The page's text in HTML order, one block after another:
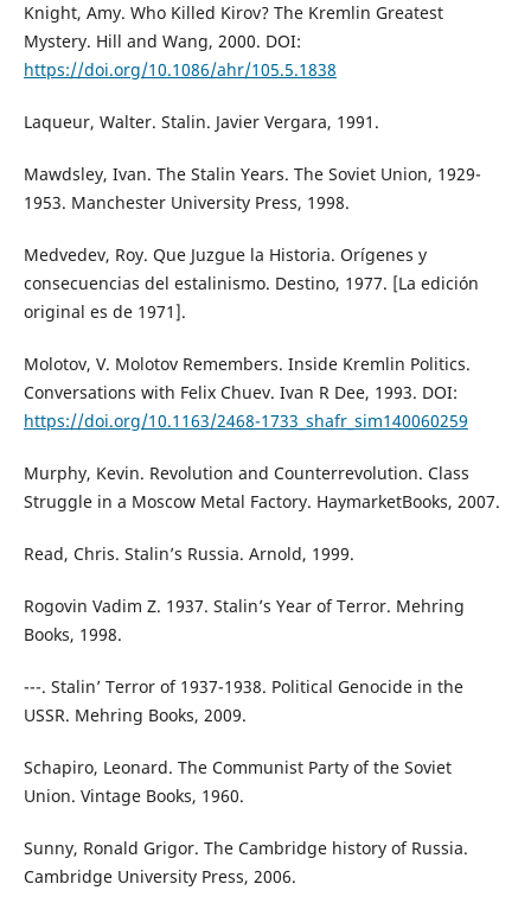
Knight, Amy. Who Killed Kirov? The Kremlin Greatest
Mystery. Hill and Wang, 2000. DOI:
https://doi.org/10.1086/ahr/105.5.1838
Laqueur, Walter. Stalin. Javier Vergara, 1991.
Mawdsley, Ivan. The Stalin Years. The Soviet Union, 1929-
1953. Manchester University Press, 1998.
Medvedev, Roy. Que Juzgue la Historia. Orígenes y
consecuencias del estalinismo. Destino, 1977. [La edición
original es de 1971].
Molotov, V. Molotov Remembers. Inside Kremlin Politics.
Conversations with Felix Chuev. Ivan R Dee, 1993. DOI:
https://doi.org/10.1163/2468-1733_shafr_sim140060259
Murphy, Kevin. Revolution and Counterrevolution. Class
Struggle in a Moscow Metal Factory. HaymarketBooks, 2007.
Read, Chris. Stalin’s Russia. Arnold, 1999.
Rogovin Vadim Z. 1937. Stalin’s Year of Terror. Mehring
Books, 1998.
---. Stalin’ Terror of 1937-1938. Political Genocide in the
USSR. Mehring Books, 2009.
Schapiro, Leonard. The Communist Party of the Soviet
Union. Vintage Books, 1960.
Sunny, Ronald Grigor. The Cambridge history of Russia.
Cambridge University Press, 2006.